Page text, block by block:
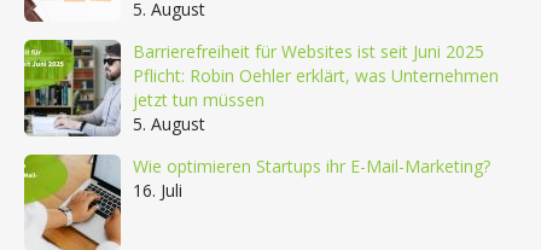
5. August
Barrierefreiheit für Websites ist seit Juni 2025
Pflicht: Robin Oehler erklärt, was Unternehmen
jetzt tun müssen
5. August
Wie optimieren Startups ihr E-Mail-Marketing?
16. Juli